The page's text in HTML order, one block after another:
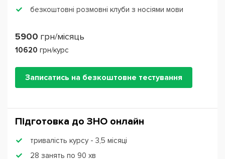
безкоштовні розмовні клуби з носіями мови
5900 грн/місяць
10620 грн/курс
Записатись на безкоштовне тестування
Підготовка до ЗНО онлайн
тривалість курсу - 3,5 місяці
28 занять по 90 хв